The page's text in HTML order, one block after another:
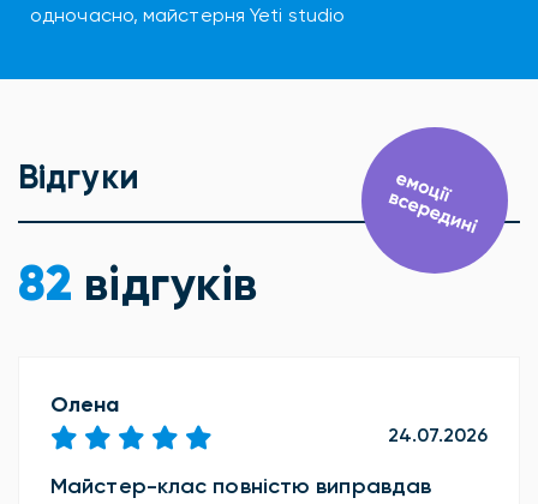
одночасно, майстерня Yeti studio
Відгуки
82 відгуків
Олена
24.07.2026
Майстер-клас повністю виправдав